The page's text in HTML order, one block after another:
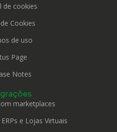
de cookies
Cookies
de uso
Page
Notes
marketplaces
e Lojas Virtuais